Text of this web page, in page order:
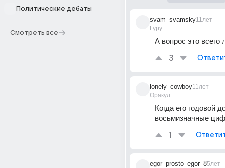
Политические дебаты
Смотреть все
svam_svamsky
Гуру
11лет
А вопрос это
3
lonely_cowboy
Оракул
11лет
Когда его годовой
восьмизначные
1
egor_prosto_egor_85лет